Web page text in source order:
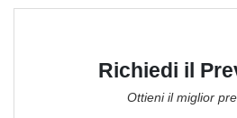
Richiedi il
Ottieni il miglior